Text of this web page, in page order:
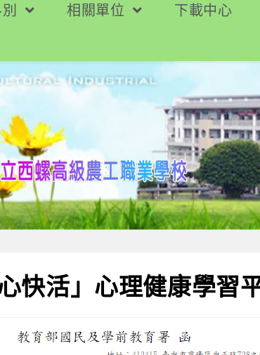
相關單位 下載中心
快活」心理健康學習